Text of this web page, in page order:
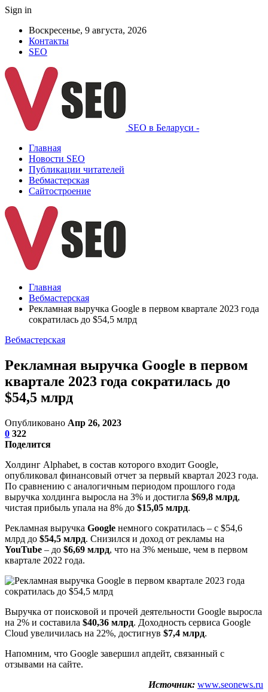
Sign in
Воскресенье, 9 августа, 2026
Контакты
SEO
SEO в Беларуси -
Главная
Новости SEO
Публикации читателей
Вебмастерская
Сайтостроение
Главная
Вебмастерская
Рекламная выручка Google в первом квартале 2023 года
сократилась до $54,5 млрд
Вебмастерская
Рекламная выручка Google в первом
квартале 2023 года сократилась до
$54,5 млрд
Опубликовано Апр 26, 2023
0 322
Поделится
Холдинг Alphabet, в состав которого входит Google,
опубликовал финансовый отчет за первый квартал 2023 года.
По сравнению с аналогичным периодом прошлого года
выручка холдинга выросла на 3% и достигла $69,8 млрд,
чистая прибыль упала на 8% до $15,05 млрд.
Рекламная выручка Google немного сократилась – с $54,6
млрд до $54,5 млрд. Снизился и доход от рекламы на
YouTube – до $6,69 млрд, что на 3% меньше, чем в первом
квартале 2022 года.
Выручка от поисковой и прочей деятельности Google выросла
на 2% и составила $40,36 млрд. Доходность сервиса Google
Cloud увеличилась на 22%, достигнув $7,4 млрд.
Напомним, что Google завершил апдейт, связанный с
отзывами на сайте.
Источник: www.seonews.ru